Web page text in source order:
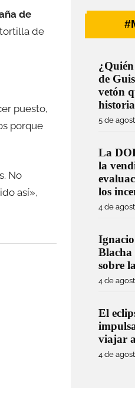
de
de
puesto,
porque
No
así»,
de
vetón
5 de
La
la
los
4 de
Blacha
sobre
4 de
El
viajar
4 de